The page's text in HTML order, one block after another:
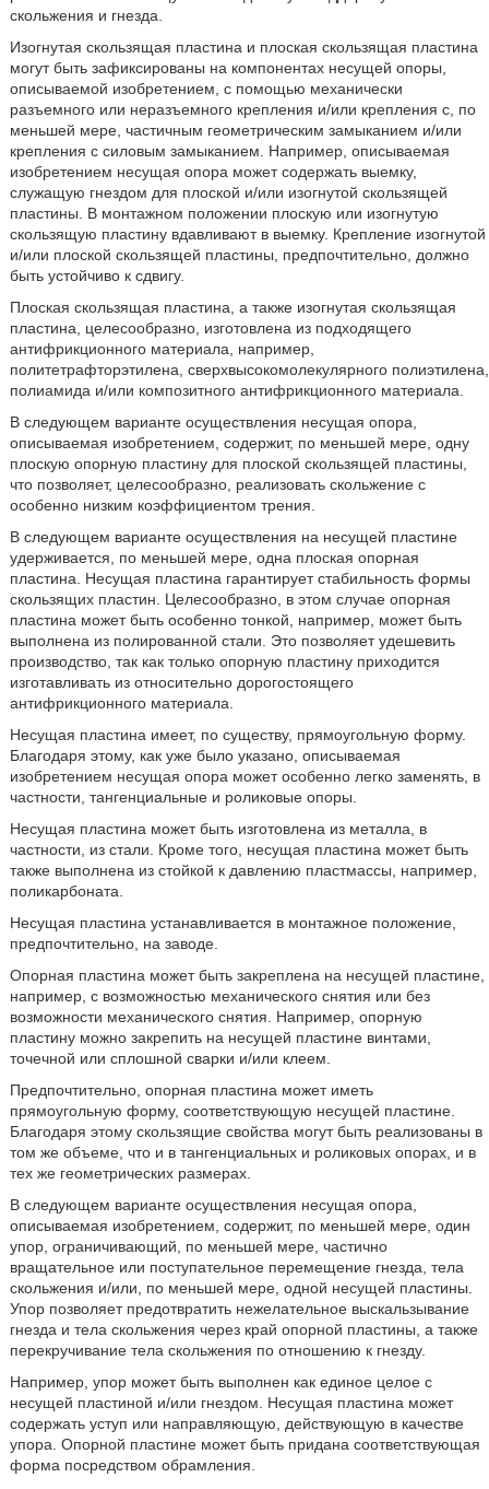
скольжения и гнезда.
Изогнутая скользящая пластина и плоская скользящая пластина
могут быть зафиксированы на компонентах несущей опоры,
описываемой изобретением, с помощью механически
разъемного или неразъемного крепления и/или крепления с, по
меньшей мере, частичным геометрическим замыканием и/или
крепления с силовым замыканием. Например, описываемая
изобретением несущая опора может содержать выемку,
служащую гнездом для плоской и/или изогнутой скользящей
пластины. В монтажном положении плоскую или изогнутую
скользящую пластину вдавливают в выемку. Крепление изогнутой
и/или плоской скользящей пластины, предпочтительно, должно
быть устойчиво к сдвигу.
Плоская скользящая пластина, а также изогнутая скользящая
пластина, целесообразно, изготовлена из подходящего
антифрикционного материала, например,
политетрафторэтилена, сверхвысокомолекулярного полиэтилена,
полиамида и/или композитного антифрикционного материала.
В следующем варианте осуществления несущая опора,
описываемая изобретением, содержит, по меньшей мере, одну
плоскую опорную пластину для плоской скользящей пластины,
что позволяет, целесообразно, реализовать скольжение с
особенно низким коэффициентом трения.
В следующем варианте осуществления на несущей пластине
удерживается, по меньшей мере, одна плоская опорная
пластина. Несущая пластина гарантирует стабильность формы
скользящих пластин. Целесообразно, в этом случае опорная
пластина может быть особенно тонкой, например, может быть
выполнена из полированной стали. Это позволяет удешевить
производство, так как только опорную пластину приходится
изготавливать из относительно дорогостоящего
антифрикционного материала.
Несущая пластина имеет, по существу, прямоугольную форму.
Благодаря этому, как уже было указано, описываемая
изобретением несущая опора может особенно легко заменять, в
частности, тангенциальные и роликовые опоры.
Несущая пластина может быть изготовлена из металла, в
частности, из стали. Кроме того, несущая пластина может быть
также выполнена из стойкой к давлению пластмассы, например,
поликарбоната.
Несущая пластина устанавливается в монтажное положение,
предпочтительно, на заводе.
Опорная пластина может быть закреплена на несущей пластине,
например, с возможностью механического снятия или без
возможности механического снятия. Например, опорную
пластину можно закрепить на несущей пластине винтами,
точечной или сплошной сварки и/или клеем.
Предпочтительно, опорная пластина может иметь
прямоугольную форму, соответствующую несущей пластине.
Благодаря этому скользящие свойства могут быть реализованы в
том же объеме, что и в тангенциальных и роликовых опорах, и в
тех же геометрических размерах.
В следующем варианте осуществления несущая опора,
описываемая изобретением, содержит, по меньшей мере, один
упор, ограничивающий, по меньшей мере, частично
вращательное или поступательное перемещение гнезда, тела
скольжения и/или, по меньшей мере, одной несущей пластины.
Упор позволяет предотвратить нежелательное выскальзывание
гнезда и тела скольжения через край опорной пластины, а также
перекручивание тела скольжения по отношению к гнезду.
Например, упор может быть выполнен как единое целое с
несущей пластиной и/или гнездом. Несущая пластина может
содержать уступ или направляющую, действующую в качестве
упора. Опорной пластине может быть придана соответствующая
форма посредством обрамления.